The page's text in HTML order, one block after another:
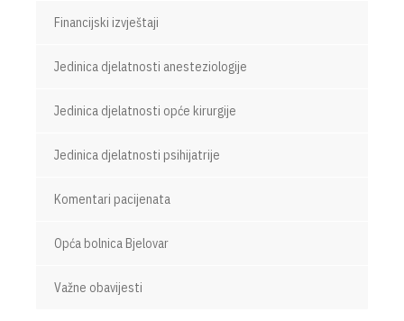
Financijski izvještaji
Jedinica djelatnosti anesteziologije
Jedinica djelatnosti opće kirurgije
Jedinica djelatnosti psihijatrije
Komentari pacijenata
Opća bolnica Bjelovar
Važne obavijesti